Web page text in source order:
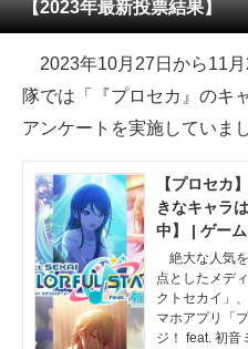
注目記事を集めた総合ページ
ITの今と未来を見通す
スマホと通信の最新トレンド
進化するPCとデバイスの未来
好きが集まる 比べて選べる
ビジネスと働き方のヒント
AI活用のいまが分かる
【2023年最新投票結果】
2023年10月27日から11
隊では「『プロセカ』のキ
アンケートを実施していまし
【プロセカ
きなキャラ
中】 | ゲー
絶大な人気
点としたメデ
クトセカイ」
マホアプリ「
ジ！ feat. 初音